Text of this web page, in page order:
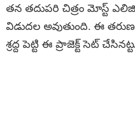
తన తదుపరి చిత్రం మోస్ట్
విడుదల అవుతుంది. ఈ
శ్రద్ద పెట్టి ఈ ప్రాజెక్ట్ సెట్